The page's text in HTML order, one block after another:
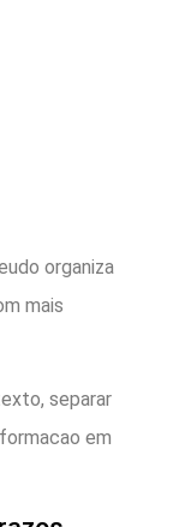
organiza
mais
separar
em